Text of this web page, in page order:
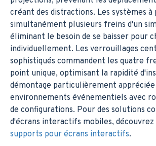
créant des distractions. Les systèmes
simultanément plusieurs freins d'un
éliminant le besoin de se baisser pour
individuellement. Les verrouillages
sophistiqués commandent les quatre
point unique, optimisant la rapidité
démontage particulièrement appréciée
environnements événementiels avec
de configurations. Pour des solutions
d'écrans interactifs mobiles, découvrez
supports pour écrans interactifs.